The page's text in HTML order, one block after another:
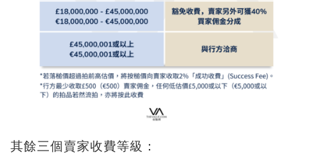
其餘三個賣家收費等級：